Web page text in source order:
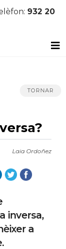
932 20
TORNAR
Laia Ordoñez
inversa,
a